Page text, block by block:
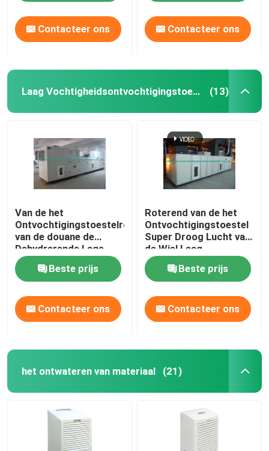
Contacteer ons Contacteer ons
Laag Vochtigheidsontvochtigingstoestel (13)
Van de het
Ontvochtigingstoestelrotor
van de douane de
Dehydrerende Lage
Vochtigheid Industriële
Energie - besparing
Beste prijs
Contacteer ons
Roterend van de het
Ontvochtigingstoestel
Super Droog Lucht van
de Wiel Laag
Vochtigheid de
Dauwpunt < -45 C
Beste prijs
Contacteer ons
het ontwateren van materiaal (21)